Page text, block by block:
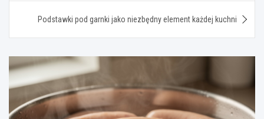
Podstawki pod garnki jako niezbędny element każdej kuchni